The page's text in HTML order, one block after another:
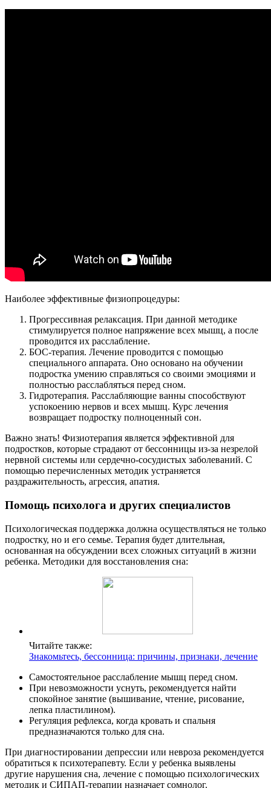
Наиболее эффективные физиопроцедуры:
Прогрессивная релаксация. При данной методике
стимулируется полное напряжение всех мышц, а после
проводится их расслабление.
БОС-терапия. Лечение проводится с помощью
специального аппарата. Оно основано на обучении
подростка умению справляться со своими эмоциями и
полностью расслабляться перед сном.
Гидротерапия. Расслабляющие ванны способствуют
успокоению нервов и всех мышц. Курс лечения
возвращает подростку полноценный сон.
Важно знать! Физиотерапия является эффективной для
подростков, которые страдают от бессонницы из-за незрелой
нервной системы или сердечно-сосудистых заболеваний. С
помощью перечисленных методик устраняется
раздражительность, агрессия, апатия.
Помощь психолога и других специалистов
Психологическая поддержка должна осуществляться не только
подростку, но и его семье. Терапия будет длительная,
основанная на обсуждении всех сложных ситуаций в жизни
ребенка. Методики для восстановления сна:
Читайте также:
Знакомьтесь, бессонница: причины, признаки, лечение
Самостоятельное расслабление мышц перед сном.
При невозможности уснуть, рекомендуется найти
спокойное занятие (вышивание, чтение, рисование,
лепка пластилином).
Регуляция рефлекса, когда кровать и спальня
предназначаются только для сна.
При диагностировании депрессии или невроза рекомендуется
обратиться к психотерапевту. Если у ребенка выявлены
другие нарушения сна, лечение с помощью психологических
методик и СИПАП-терапии назначает сомнолог.